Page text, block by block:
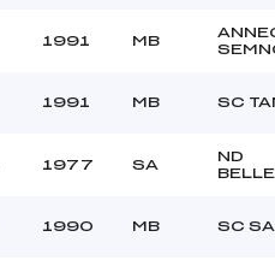
1991 MB
1991 MB SC
1977 SA
ND
1990 MB SC